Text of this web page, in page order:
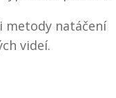
metody natáčení
videí.